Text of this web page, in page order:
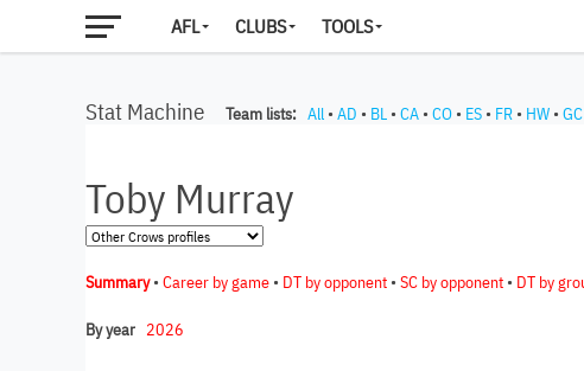
AFL CLUBS TOOLS
Stat Machine Team lists: All • AD • BL • CA • CO • ES • FR • HW • GC